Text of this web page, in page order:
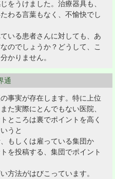
をうけました。治療器具も、
わる言葉もなく、不愉快でし
いる患者さんに対しても、あ
のでしょうか？どうして、こ
かりません。
通
事実が存在します。特に上位
た実際にとんでもない医院、
ところは裏でポイントを高く
うと
もしくは雇っている集団か
を投稿する、集団でポイント
方法がはびこっています。